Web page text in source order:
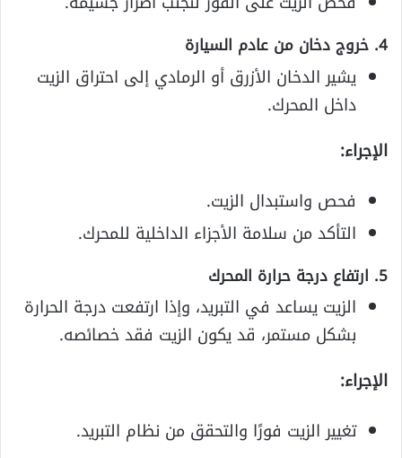
4. خروج دخان من عادم السيارة
يشير الدخان الأزرق أو الرمادي إلى احتراق الزيت
داخل المحرك.
الإجراء:
فحص واستبدال الزيت.
التأكد من سلامة الأجزاء الداخلية للمحرك.
5. ارتفاع درجة حرارة المحرك
الزيت يساعد في التبريد، وإذا ارتفعت درجة الحرارة
بشكل مستمر، قد يكون الزيت فقد خصائصه.
الإجراء:
تغيير الزيت فورًا والتحقق من نظام التبريد.